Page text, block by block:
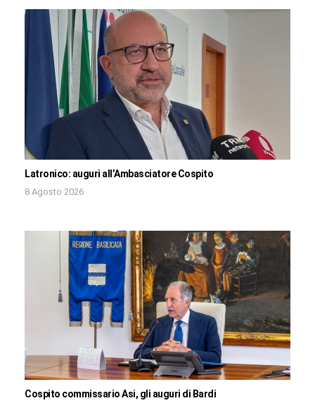
Latronico: auguri all’Ambasciatore Cospito
8 Agosto 2026
Cospito commissario Asi, gli auguri di Bardi